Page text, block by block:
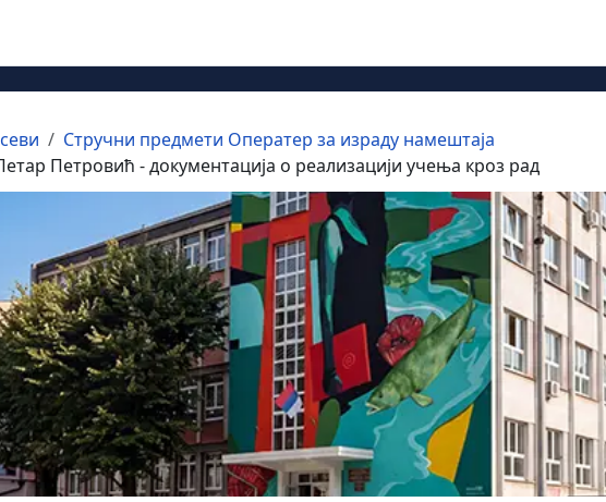
Стручни предмети Оператер за израду намештаја
Петровић - документација о реализацији учења кроз рад